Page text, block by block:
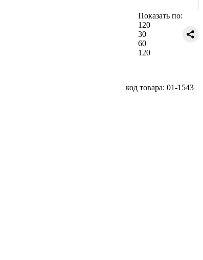
Показать по:
120
30
60
120
код товара: 01-1543